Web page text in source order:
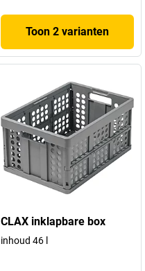
Toon 2 varianten
CLAX inklapbare box
inhoud 46 l